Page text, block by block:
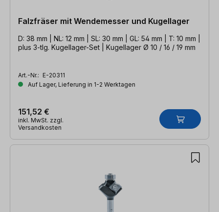
Falzfräser mit Wendemesser und Kugellager
D: 38 mm | NL: 12 mm | SL: 30 mm | GL: 54 mm | T: 10 mm |
plus 3-tlg. Kugellager-Set | Kugellager Ø 10 / 16 / 19 mm
Art.-Nr.: E-20311
Auf Lager, Lieferung in 1-2 Werktagen
151,52 €
inkl. MwSt. zzgl.
Versandkosten